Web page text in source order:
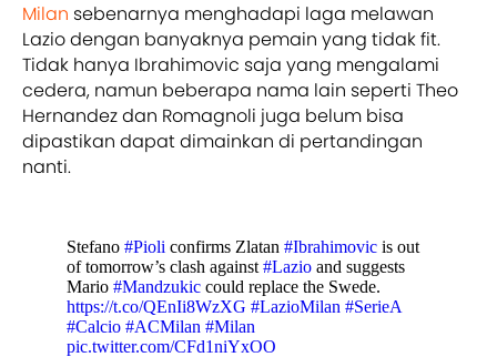
Milan sebenarnya menghadapi laga melawan
Lazio dengan banyaknya pemain yang tidak fit.
Tidak hanya Ibrahimovic saja yang mengalami
cedera, namun beberapa nama lain seperti Theo
Hernandez dan Romagnoli juga belum bisa
dipastikan dapat dimainkan di pertandingan
nanti.
Stefano #Pioli confirms Zlatan #Ibrahimovic is out
of tomorrow’s clash against #Lazio and suggests
Mario #Mandzukic could replace the Swede.
https://t.co/QEnIi8WzXG #LazioMilan #SerieA
#Calcio #ACMilan #Milan
pic.twitter.com/CFd1niYxOO